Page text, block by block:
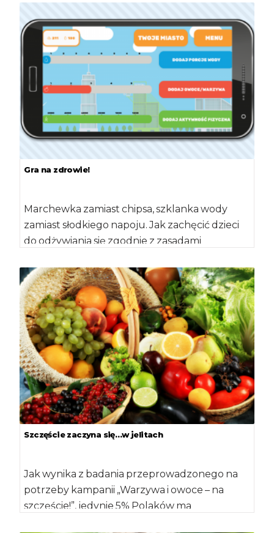
Gra na zdrowie!
Marchewka zamiast chipsa, szklanka wody
zamiast słodkiego napoju. Jak zachęcić dzieci
do odżywiania się zgodnie z zasadami
Szczęście zaczyna się…w jelitach
Jak wynika z badania przeprowadzonego na
potrzeby kampanii „Warzywa i owoce – na
szczęście!”, jedynie 5% Polaków ma